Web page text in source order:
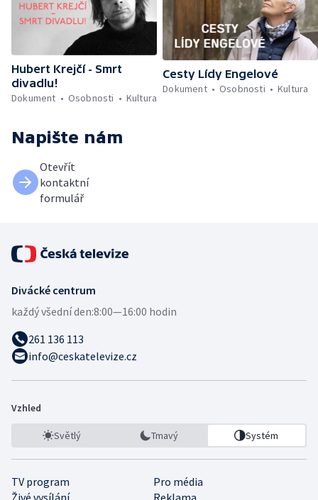
Hubert Krejčí - Smrt
divadlu!
Dokument
Osobnosti Kultura
Cesty Lídy Engelové
Dokument
Osobnosti Kultura
Napište nám
Otevřít
kontaktní
formulář
Divácké centrum
každý všední den:8:00—16:00 hodin
261 136 113
info@ceskatelevize.cz
Vzhled
Světlý Tmavý Systém
TV program
Pro média
Živé vysílání
Reklama